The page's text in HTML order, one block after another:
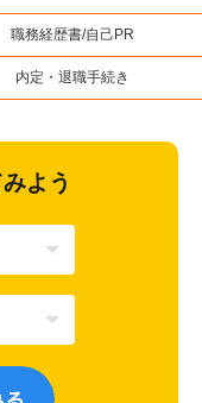
職務経歴書/自己PR
内定・退職手続き
よう